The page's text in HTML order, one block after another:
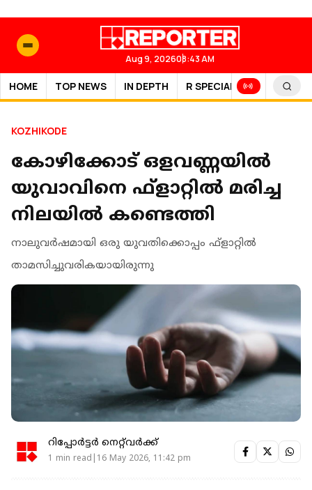
Aug 9, 202608:43 AM
HOME TOP NEWS IN DEPTH R SPECIAL SPORTS
KOZHIKODE
കോഴിക്കോട് ഒളവണ്ണയില്‍
യുവാവിനെ ഫ്ളാറ്റിൽ മരിച്ച
നിലയില്‍ കണ്ടെത്തി
നാലുവര്‍ഷമായി ഒരു യുവതിക്കൊപ്പം ഫ്‌ളാറ്റില്‍
താമസിച്ചുവരികയായിരുന്നു
റിപ്പോർട്ടർ നെറ്റ്‌വര്‍ക്ക്‌
1 min read|16 May 2026, 11:42 pm